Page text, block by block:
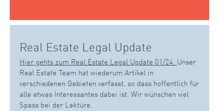
Real Estate Legal Update
Hier gehts zum Real Estate Legal Update 01/24. Unser
Real Estate Team hat wiederum Artikel in
verschiedenen Gebieten verfasst, so dass hoffentlich für
alle etwas Interessantes dabei ist. Wir wünschen viel
Spass bei der Lektüre.